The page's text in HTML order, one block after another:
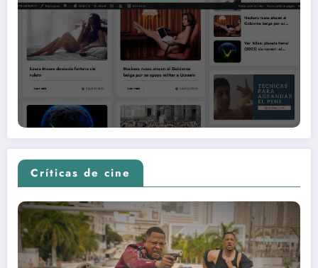
Críticas de cine